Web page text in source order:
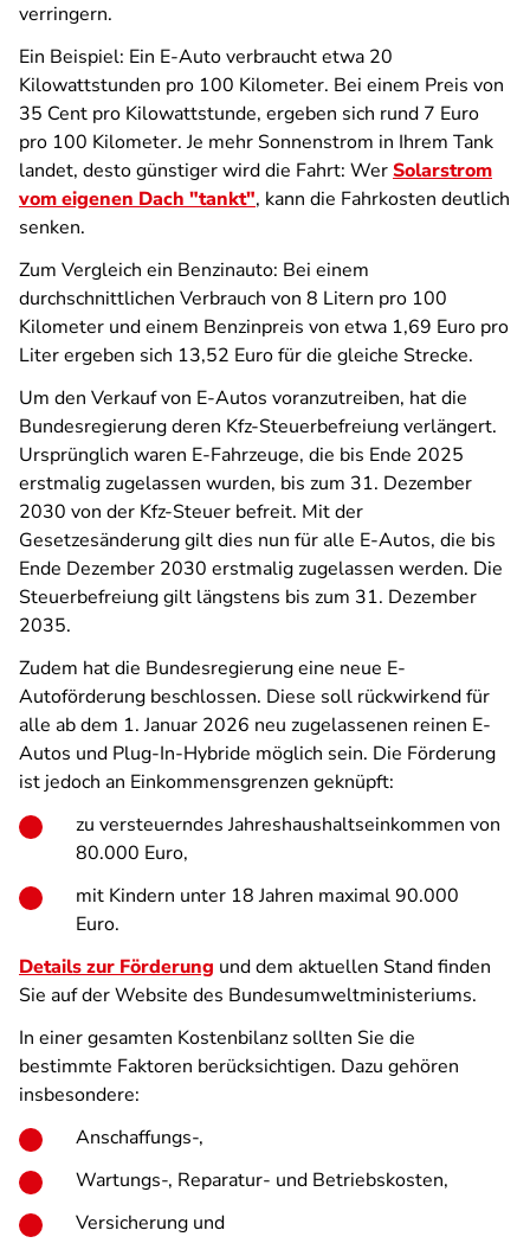
verringern.
Ein Beispiel: Ein E-Auto verbraucht etwa 20
Kilowattstunden pro 100 Kilometer. Bei einem Preis von
35 Cent pro Kilowattstunde, ergeben sich rund 7 Euro
pro 100 Kilometer. Je mehr Sonnenstrom in Ihrem Tank
landet, desto günstiger wird die Fahrt: WerSolarstrom
vom eigenen Dach "tankt", kann die Fahrkosten deutlich
senken.
Zum Vergleich ein Benzinauto: Bei einem
durchschnittlichen Verbrauch von 8 Litern pro 100
Kilometer und einem Benzinpreis von etwa 1,69 Euro pro
Liter ergeben sich 13,52 Euro für die gleiche Strecke.
Um den Verkauf von E-Autos voranzutreiben, hat die
Bundesregierung deren Kfz-Steuerbefreiung verlängert.
Ursprünglich waren E-Fahrzeuge, die bis Ende 2025
erstmalig zugelassen wurden, bis zum 31. Dezember
2030 von der Kfz-Steuer befreit. Mit der
Gesetzesänderung gilt dies nun für alle E-Autos, die bis
Ende Dezember 2030 erstmalig zugelassen werden. Die
Steuerbefreiung gilt längstens bis zum 31. Dezember
2035.
Zudem hat die Bundesregierung eine neue E-
Autoförderung beschlossen. Diese soll rückwirkend für
alle ab dem 1. Januar 2026 neu zugelassenen reinen E-
Autos und Plug-In-Hybride möglich sein. Die Förderung
ist jedoch an Einkommensgrenzen geknüpft:
zu versteuerndes Jahreshaushaltseinkommen von
80.000 Euro,
mit Kindern unter 18 Jahren maximal 90.000
Euro.
Details zur Förderung und dem aktuellen Stand finden
Sie auf der Website des Bundesumweltministeriums.
In einer gesamten Kostenbilanz sollten Sie die
bestimmte Faktoren berücksichtigen. Dazu gehören
insbesondere:
Anschaffungs-,
Wartungs-, Reparatur- und Betriebskosten,
Versicherung und